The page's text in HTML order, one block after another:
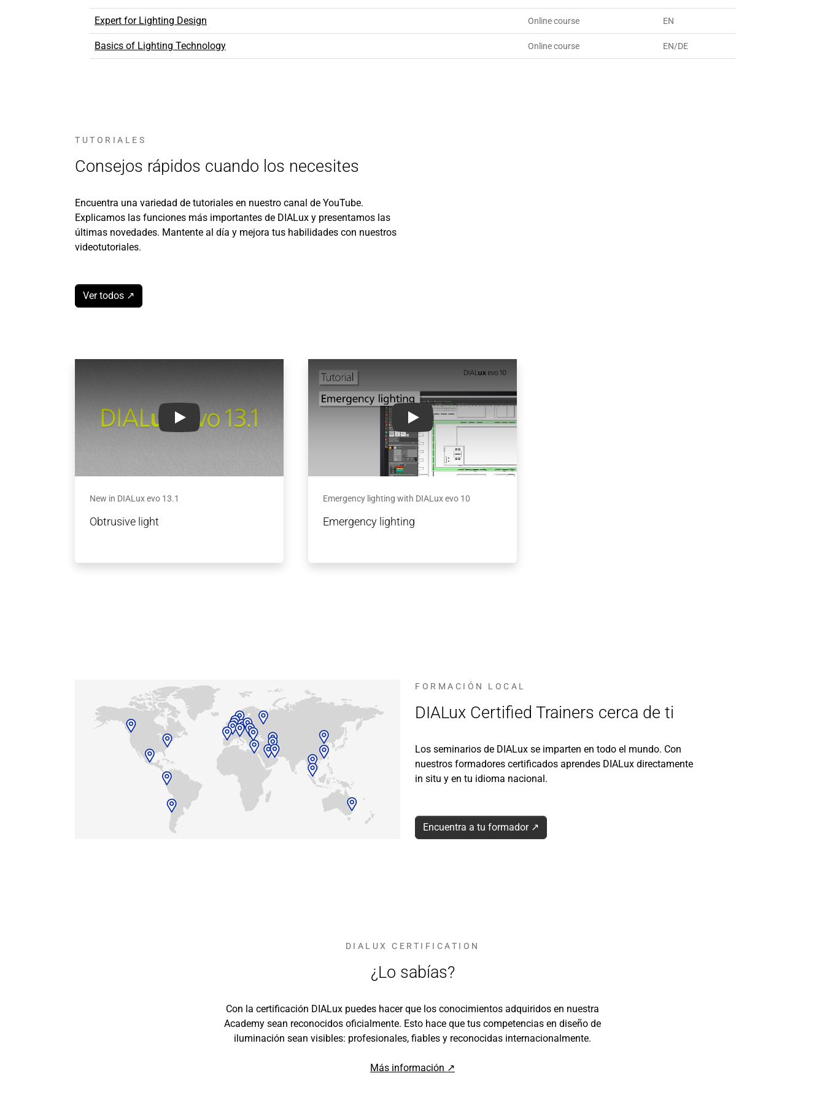
Expert for Lighting Design Online course EN
Basics of Lighting Technology Online course EN/DE
TUTORIALES
Consejos rápidos cuando los necesites
Encuentra una variedad de tutoriales en nuestro canal de YouTube.
Explicamos las funciones más importantes de DIALux y presentamos las
últimas novedades. Mantente al día y mejora tus habilidades con nuestros
videotutoriales.
Ver todos ↗
New in DIALux evo 13.1: Powerful tools for light emission analysis
New in DIALux evo 13.1
Obtrusive light
Emergency lighting with DIALux evo 10
Emergency lighting with DIALux evo 10
Emergency lighting
FORMACIÓN LOCAL
DIALux Certified Trainers cerca de ti
Los seminarios de DIALux se imparten en todo el mundo. Con
nuestros formadores certificados aprendes DIALux directamente
in situ y en tu idioma nacional.
Encuentra a tu formador ↗
DIALUX CERTIFICATION
¿Lo sabías?
Con la certificación DIALux puedes hacer que los conocimientos adquiridos en nuestra
Academy sean reconocidos oficialmente. Esto hace que tus competencias en diseño de
iluminación sean visibles: profesionales, fiables y reconocidas internacionalmente.
Más información ↗